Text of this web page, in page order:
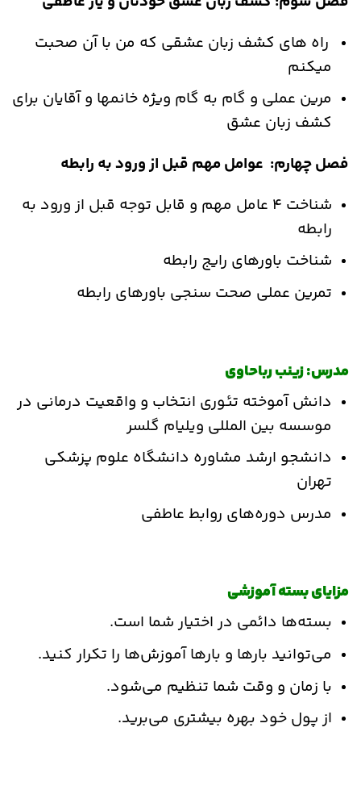
راه های کشف زبان عشقی که من با آن صحبت
میکنم
مرین عملی و گام به گام ویژه خانمها و آقایان برای
کشف زبان عشق
فصل چهارم: عوامل مهم قبل از ورود به رابطه
شناخت 4 عامل مهم و قابل توجه قبل از ورود به
رابطه
شناخت باورهای رایج رابطه
تمرین عملی صحت سنجی باورهای رابطه
مدرس: زینب رباحاوی
دانش آموخته تئوری انتخاب و واقعیت درمانی در
موسسه بین المللی ویلیام گلسر
دانشجو ارشد مشاوره دانشگاه علوم پزشکی
تهران
مدرس دوره‌های روابط عاطفی
مزایای بسته آموزشی
بسته‌ها دائمی در اختیار شما است.
می‌توانید بارها و بارها آموزش‌ها را تکرار کنید.
با زمان و وقت شما تنظیم می‌شود.
از پول خود بهره بیشتری می‌برید.